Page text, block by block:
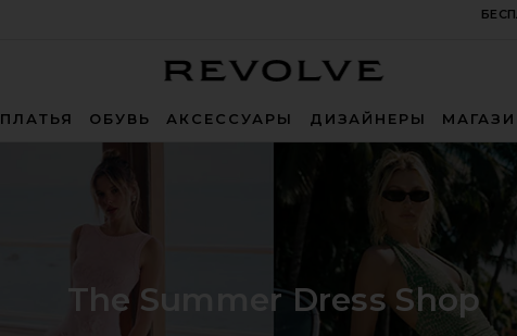
ПЛАТЬЯ ОБУВЬ АКСЕССУАРЫ ДИЗАЙНЕРЫ
The Summer Dress Shop